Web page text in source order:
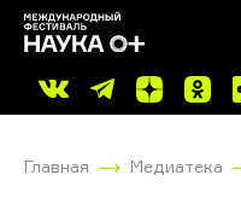
Главная Медиатека